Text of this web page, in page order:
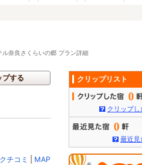
ル奈良さくらいの郷 プラン詳細
プする
クチコミ MAP
クリップリスト
0
クリップし
0
最近見